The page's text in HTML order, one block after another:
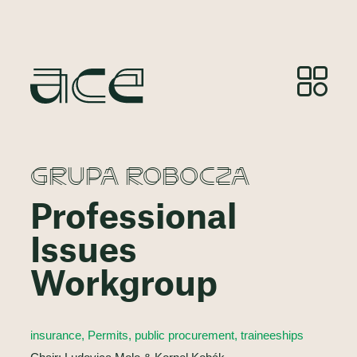
GRUPA ROBOCZA
Professional
Issues
Workgroup
insurance, Permits, public procurement, traineeships